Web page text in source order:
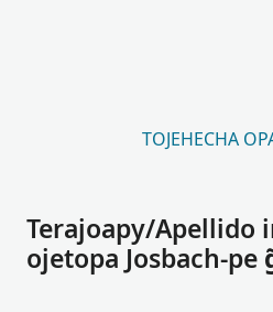
TOJEHECHA
Terajoapy/Apellido
ojetopa Josbach-pe